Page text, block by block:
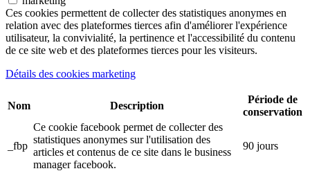
Ces cookies permettent de collecter des statistiques anonymes en
relation avec des plateformes tierces afin d'améliorer l'expérience
utilisateur, la convivialité, la pertinence et l'accessibilité du contenu
de ce site web et des plateformes tierces pour les visiteurs.
Détails des cookies marketing
Nom Description
Période de
conservation
_fbp
Ce cookie facebook permet de collecter des
statistiques anonymes sur l'utilisation des
articles et contenus de ce site dans le business
manager facebook.
90 jours